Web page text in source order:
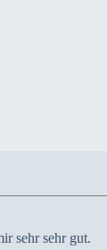
sehr sehr gut.